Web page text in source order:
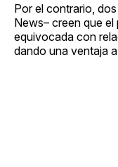
Por el contrario,
News– creen que
equivocada con
dando una ventaja